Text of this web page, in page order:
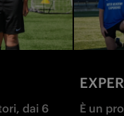
dai 6
È un